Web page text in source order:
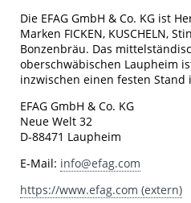
Die EFAG GmbH & Co. KG ist
Marken FICKEN, KUSCHELN,
Bonzenbräu. Das
oberschwäbischen Laupheim
inzwischen einen festen
EFAG GmbH & Co. KG
Neue Welt 32
D-88471 Laupheim
E-Mail: info@efag.com
https://www.efag.com (extern)